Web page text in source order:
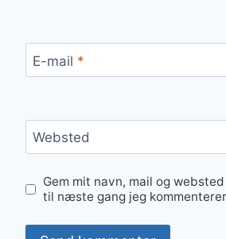
E-mail *
Websted
Gem mit navn, mail og
til næste gang jeg